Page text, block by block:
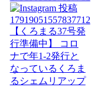
【くろまる37号発
行準備中】 コロ
ナで年1-2発行と
なっているくろま
るシェムリアップ